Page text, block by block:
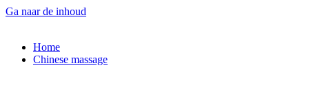
Ga naar de inhoud
Home
Chinese massage